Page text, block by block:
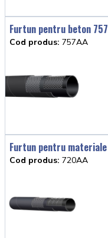
Furtun pentru beton
Cod produs: 757AA
Furtun pentru
Cod produs: 720AA